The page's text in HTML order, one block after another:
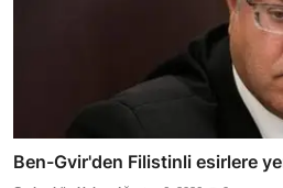
Ben-Gvir'den Filistinli esirlere